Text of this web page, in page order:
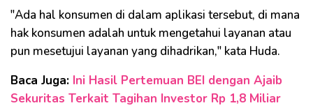
"Ada hal konsumen di dalam aplikasi tersebut, di mana
hak konsumen adalah untuk mengetahui layanan atau
pun mesetujui layanan yang dihadrikan," kata Huda.
Baca Juga: Ini Hasil Pertemuan BEI dengan Ajaib
Sekuritas Terkait Tagihan Investor Rp 1,8 Miliar